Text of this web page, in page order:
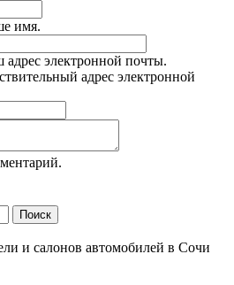
имя.
электронной почты.
адрес электронной
Поиск
и салонов автомобилей в Сочи